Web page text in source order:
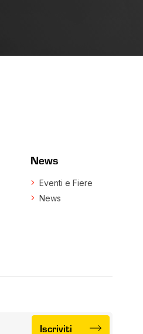
News
Eventi e Fiere
News
Iscriviti